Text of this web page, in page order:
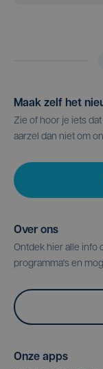
Maak zelf het
Zie of hoor je iets
aarzel dan niet om
Over ons
Ontdek hier alle info
programma's en
Onze apps